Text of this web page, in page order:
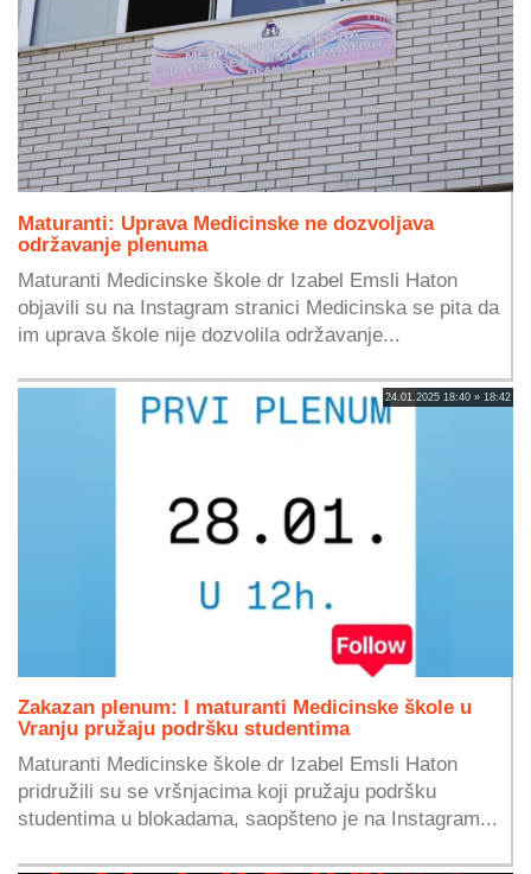
Maturanti: Uprava Medicinske ne dozvoljava
održavanje plenuma
Maturanti Medicinske škole dr Izabel Emsli Haton
objavili su na Instagram stranici Medicinska se pita da
im uprava škole nije dozvolila održavanje...
24.01.2025 18:40 » 18:42
Zakazan plenum: I maturanti Medicinske škole u
Vranju pružaju podršku studentima
Maturanti Medicinske škole dr Izabel Emsli Haton
pridružili su se vršnjacima koji pružaju podršku
studentima u blokadama, saopšteno je na Instagram...